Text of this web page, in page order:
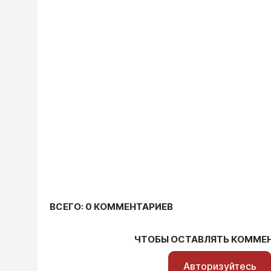
ВСЕГО: 0 КОММЕНТАРИЕВ
ЧТОБЫ ОСТАВЛЯТЬ
Авторизуйтесь